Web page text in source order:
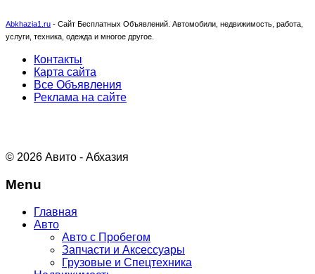
Abkhazia1.ru - Сайт Бесплатных Объявлений. Автомобили, недвижимость, работа,
услуги, техника, одежда и многое другое.
Контакты
Карта сайта
Все Объявления
Реклама на сайте
© 2026 Авито - Абхазия
Menu
Главная
Авто
Авто с Пробегом
Запчасти и Аксессуары
Грузовые и Спецтехника